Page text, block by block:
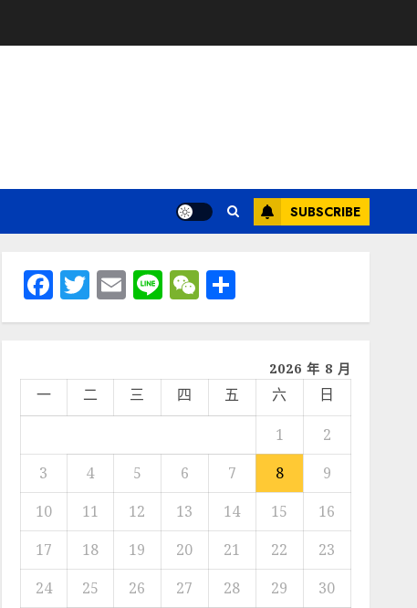
SUBSCRIBE
Facebook
Twitter
Email
LineWeChat
分
享
2026 年 8 月
一 二 三 四 五 六
日
1
2
3
4 5 6 7 8
9
10
11 12 13 14 15
16
17
18 19 20 21 22
23
24
25 26 27 28 29
30